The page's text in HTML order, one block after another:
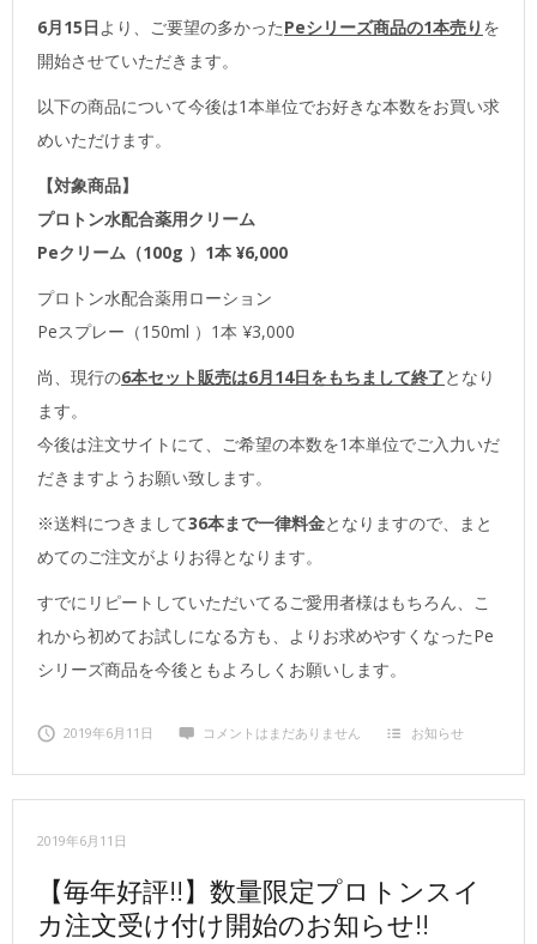
6月15日 より、ご要望の多かったPeシリーズ商品の1本売り を
開始させていただきます。‬
以下の商品について今後は1本単位でお好きな本数をお買い求
めいただけます。
【対象商品】
プロトン水配合薬用クリーム
Peクリーム（100g ）1本 ¥6,000
プロトン水配合薬用ローション
Peスプレー（150ml ）1本 ¥3,000
尚、現行の6本セット販売は6月14日をもちまして終了となり
ます。
今後は注文サイトにて、ご希望の本数を1本単位でご入力いだ
だきますようお願い致します。
※送料につきまして36本まで一律料金となりますので、まと
めてのご注文がよりお得となります。
すでにリピートしていただいてるご愛用者様はもちろん、こ
れから初めてお試しになる方も、よりお求めやすくなったPe
シリーズ商品を今後ともよろしくお願いします。
2019年6月11日 コメントはまだありません お知らせ
2019年6月11日
【毎年好評!!】数量限定プロトンスイ
カ注文受け付け開始のお知らせ!!